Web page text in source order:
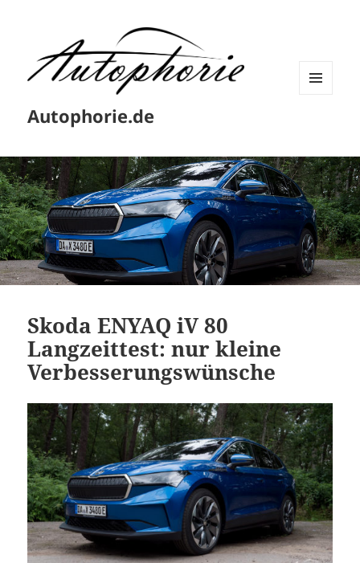
Autophorie.de
Skoda ENYAQ iV 80
Langzeittest: nur kleine
Verbesserungswünsche